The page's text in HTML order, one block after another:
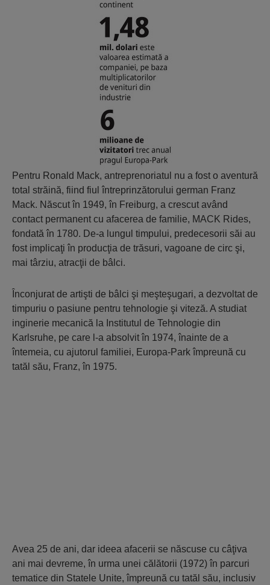
Pentru Ronald Mack, antreprenoriatul nu a fost o aventură
total străină, fiind fiul întreprinzătorului german Franz
Mack. Născut în 1949, în Freiburg, a crescut având
contact permanent cu afacerea de familie, MACK Rides,
fondată în 1780. De-a lungul timpului, predecesorii săi au
fost implicaţi în producţia de trăsuri, vagoane de circ şi,
mai târziu, atracţii de bâlci.
Înconjurat de artişti de bâlci şi meşteşugari, a dezvoltat de
timpuriu o pasiune pentru tehnologie şi viteză. A studiat
inginerie mecanică la Institutul de Tehnologie din
Karlsruhe, pe care l-a absolvit în 1974, înainte de a
întemeia, cu ajutorul familiei, Europa-Park împreună cu
tatăl său, Franz, în 1975.
Avea 25 de ani, dar ideea afacerii se născuse cu câţiva
ani mai devreme, în urma unei călătorii (1972) în parcuri
tematice din Statele Unite, împreună cu tatăl său, inclusiv